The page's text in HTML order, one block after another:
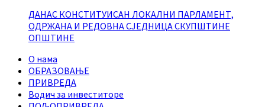
ДАНАС КОНСТИТУИСАН ЛОКАЛНИ ПАРЛАМЕНТ,
ОДРЖАНА И РЕДОВНА СЈЕДНИЦА СКУПШТИНЕ
ОПШТИНЕ
О нама
ОБРАЗОВАЊЕ
ПРИВРЕДА
Водич за инвеститоре